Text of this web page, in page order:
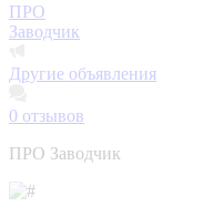
ПРО
Заводчик
Другие объявления
0 отзывов
ПРО Заводчик